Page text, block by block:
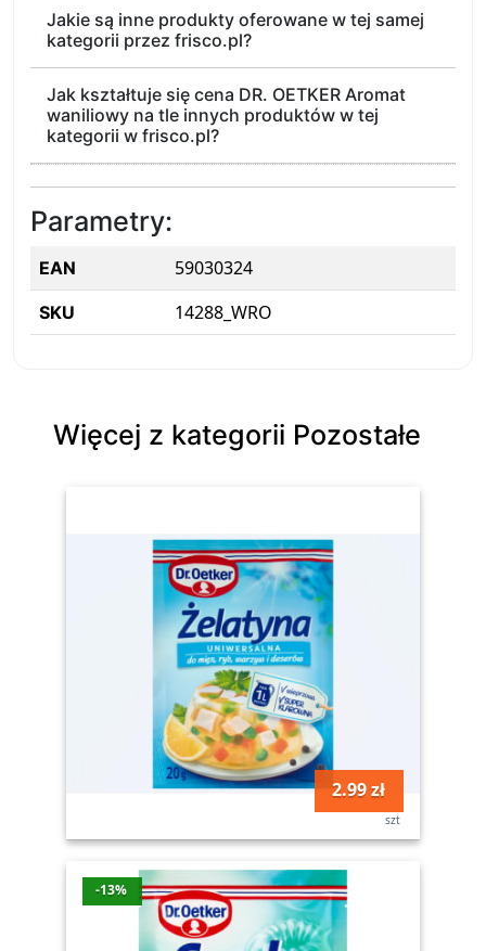
Jakie są inne produkty oferowane w tej samej
kategorii przez frisco.pl?
Jak kształtuje się cena DR. OETKER Aromat
waniliowy na tle innych produktów w tej
kategorii w frisco.pl?
Parametry:
EAN 59030324
SKU 14288_WRO
Więcej z kategorii Pozostałe
2.99 zł
szt
-13%